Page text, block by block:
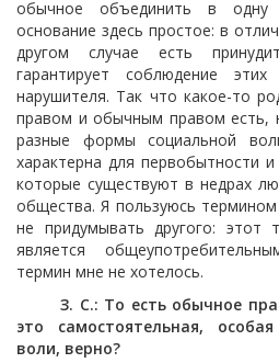
обычное объединить в
основание здесь простое: в
другом случае есть
гарантирует соблюдение
нарушителя. Так что какое-то
правом и обычным правом есть,
разные формы социальной
характерна для первобытности
которые существуют в недрах
общества. Я пользуюсь
не придумывать другого:
является
термин мне не хотелось.
З. С.: То есть обычное
это самостоятельная,
воли, верно?